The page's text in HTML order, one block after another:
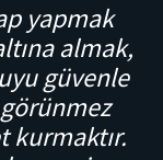
yapmak
almak,
güvenle
kurmaktır.